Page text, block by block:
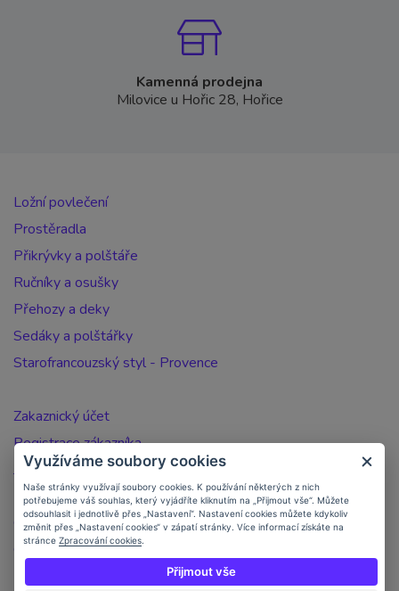
Kamenná prodejna
Milovice u Hořic 28, Hořice
Ložní povlečení
Prostěradla
Přikrývky a polštáře
Ručníky a osušky
Přehozy a deky
Sedáky a polštářky
Starofrancouzský styl - Provence
Zakaznický účet
Registrace zákazníka
Jak nakupovat
Doprava a platba
Objednávka po telefonu
Obchodní podmínky
Využíváme soubory cookies
Naše stránky využívají soubory cookies. K používání některých z nich
potřebujeme váš souhlas, který vyjádříte kliknutím na „Přijmout vše“. Můžete
odsouhlasit i jednotlivě přes „Nastavení“. Nastavení cookies můžete kdykoliv
změnit přes „Nastavení cookies“ v zápatí stránky. Více informací získáte na
stránce Zpracování cookies
Přijmout vše